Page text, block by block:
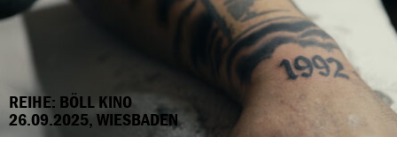
REIHE: BÖLL KINO
26.09.2025, WIESBADEN